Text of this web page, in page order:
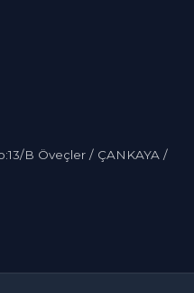
B Öveçler / ÇANKAYA /